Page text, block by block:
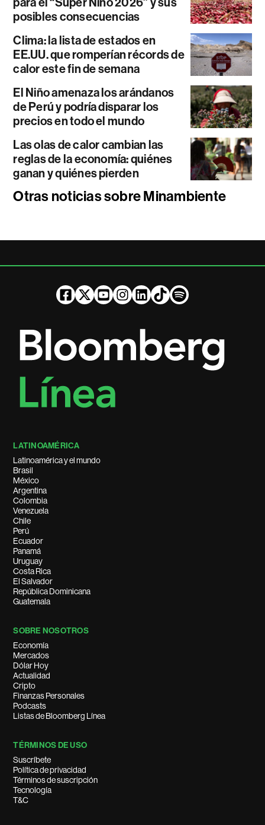
posibles consecuencias
Clima: la lista de estados en
EE.UU. que romperían récords de
calor este fin de semana
El Niño amenaza los arándanos
de Perú y podría disparar los
precios en todo el mundo
Las olas de calor cambian las
reglas de la economía: quiénes
ganan y quiénes pierden
Otras noticias sobre Minambiente
LATINOAMÉRICA
Latinoamérica y el mundo
Brasil
México
Argentina
Colombia
Venezuela
Chile
Perú
Ecuador
Panamá
Uruguay
Costa Rica
El Salvador
República Dominicana
Guatemala
SOBRE NOSOTROS
Economía
Mercados
Dólar Hoy
Actualidad
Cripto
Finanzas Personales
Podcasts
Listas de Bloomberg Línea
TÉRMINOS DE USO
Suscríbete
Política de privacidad
Términos de suscripción
Tecnología
T&C